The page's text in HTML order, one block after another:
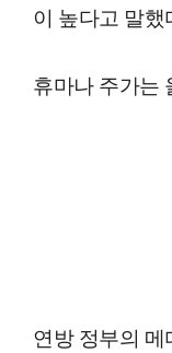
이 높다고 말했
휴마나 주가는
연방 정부의